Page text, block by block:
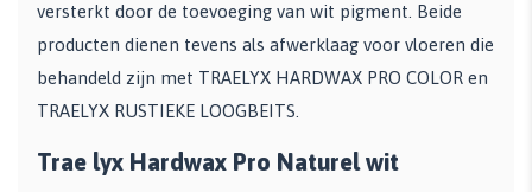
versterkt door de toevoeging van wit pigment. Beide
producten dienen tevens als afwerklaag voor vloeren die
behandeld zijn met TRAELYX HARDWAX PRO COLOR en
TRAELYX RUSTIEKE LOOGBEITS.
Trae lyx Hardwax Pro Naturel wit